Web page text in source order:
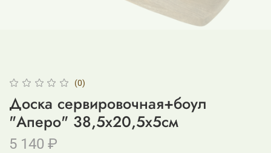
(0)
Доска сервировочная+боул
"Аперо" 38,5x20,5x5см
5 140 ₽